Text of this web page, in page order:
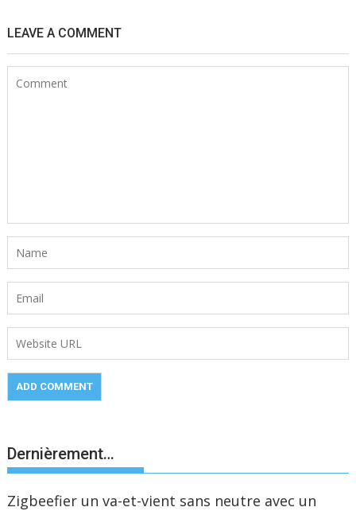
LEAVE A COMMENT
Dernièrement…
Zigbeefier un va-et-vient sans neutre avec un